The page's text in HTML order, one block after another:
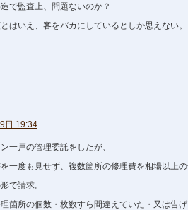
で監査上、問題ないのか？
はいえ、客をバカにしているとしか思えない。
日 19:34
一戸の管理委託をしたが、
一度も見せず、複数箇所の修理費を相場以上
で請求。
箇所の個数・枚数すら間違えていた・又は告